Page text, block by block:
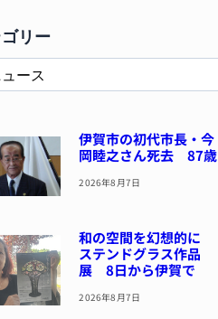
リー
伊賀市の初代市長・今
岡睦之さん死去 87歳
2026年8月7日
和の空間を幻想的に
ステンドグラス作品
展 8日から伊賀で
2026年8月7日